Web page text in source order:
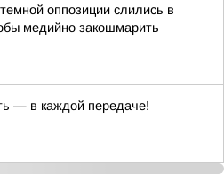
оппозиции слились в
медийно закошмарить
— в каждой передаче!